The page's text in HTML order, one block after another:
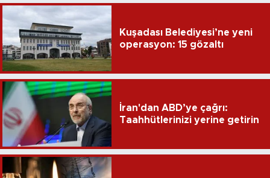
Kuşadası Belediyesi’ne yeni
operasyon: 15 gözaltı
İran'dan ABD’ye çağrı:
Taahhütlerinizi yerine getirin